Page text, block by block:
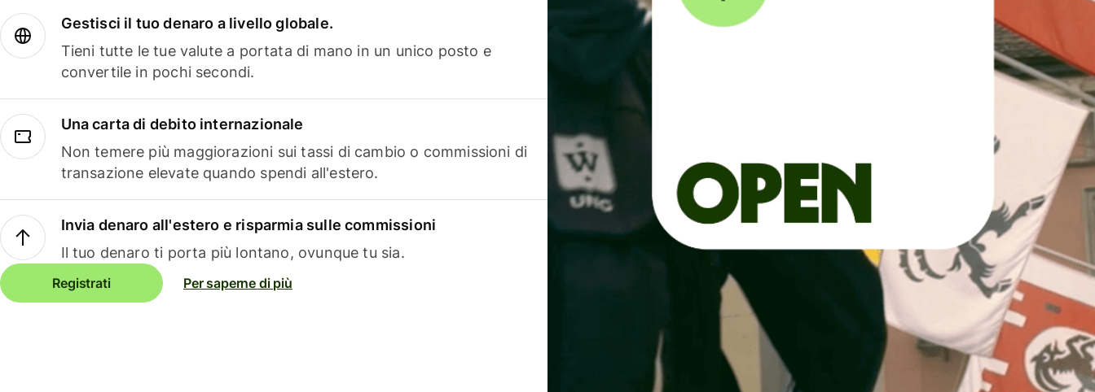
Gestisci il tuo denaro a livello globale.
Tieni tutte le tue valute a portata di mano in un unico posto e
convertile in pochi secondi.
Una carta di debito internazionale
Non temere più maggiorazioni sui tassi di cambio o commissioni di
transazione elevate quando spendi all'estero.
Invia denaro all'estero e risparmia sulle commissioni
Il tuo denaro ti porta più lontano, ovunque tu sia.
Registrati Per saperne di più